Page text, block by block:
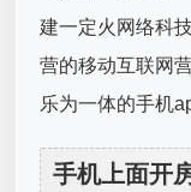
建一定火网络科
营的移动互联网
乐为一体的手机
手机上面开